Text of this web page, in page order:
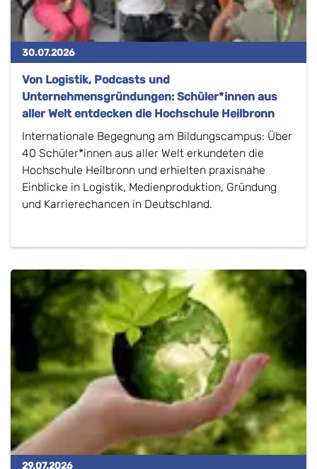
30.07.2026
Von Logistik, Podcasts und
Unternehmensgründungen: Schüler*innen aus
aller Welt entdecken die Hochschule Heilbronn
Internationale Begegnung am Bildungscampus: Über
40 Schüler*innen aus aller Welt erkundeten die
Hochschule Heilbronn und erhielten praxisnahe
Einblicke in Logistik, Medienproduktion, Gründung
und Karrierechancen in Deutschland.
29.07.2026